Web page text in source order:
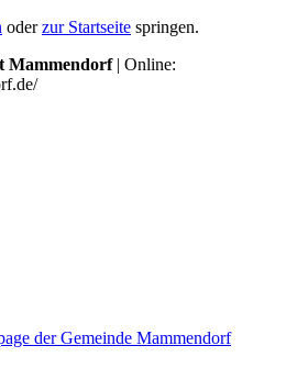
oderzur Startseite springen.
Mammendorf| Online: